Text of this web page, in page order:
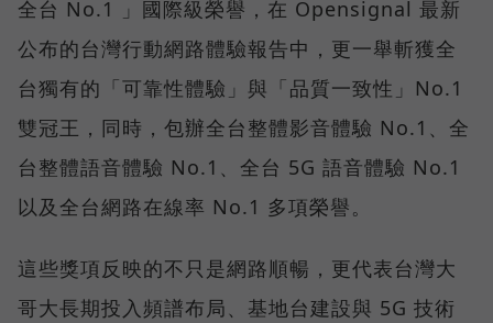
全台 No.1 」國際級榮譽，在 Opensignal 最新
公布的台灣行動網路體驗報告中，更一舉斬獲全
台獨有的「可靠性體驗」與「品質一致性」No.1
雙冠王，同時，包辦全台整體影音體驗 No.1、全
台整體語音體驗 No.1、全台 5G 語音體驗 No.1
以及全台網路在線率 No.1 多項榮譽。
這些獎項反映的不只是網路順暢，更代表台灣大
哥大長期投入頻譜布局、基地台建設與 5G 技術